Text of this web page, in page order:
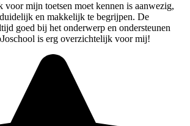
mijn toetsen moet kennen is aanwezig,
en makkelijk te begrijpen. De
goed bij het onderwerp en ondersteunen
is erg overzichtelijk voor mij!